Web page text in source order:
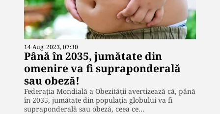
14 Aug. 2023, 07:30
Până în 2035, jumătate din
omenire va fi supraponderală
sau obeză!
Federația Mondială a Obezității avertizează că, până
în 2035, jumătate din populația globului va fi
supraponderală sau obeză, ceea ce…